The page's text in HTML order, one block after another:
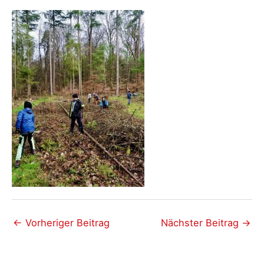
← Vorheriger Beitrag Nächster Beitrag →